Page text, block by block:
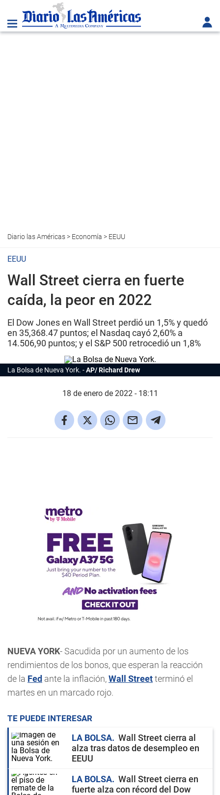
Diario las Américas> Economía > EEUU
EEUU
Wall Street cierra en fuerte
caída, la peor en 2022
El Dow Jones en Wall Street perdió un 1,5% y quedó
en 35,368.47 puntos; el Nasdaq cayó 2,60% a
14.506,90 puntos; y el S&P 500 retrocedió un 1,8%
La Bolsa de Nueva York. AP/ Richard Drew
18 de enero de 2022 - 18:11
NUEVA YORK- Sacudida por un aumento de los
rendimientos de los bonos, que esperan la reacción
de la Fed ante la inflación,Wall Streetterminó el
martes en un marcado rojo.
TE PUEDE INTERESAR
LA BOLSA
Wall Street cierra al
alza tras datos de desempleo en
EEUU
LA BOLSA
Wall Street cierra en
fuerte alza con récord del Dow